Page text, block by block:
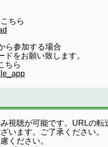
ちら
ら参加する場合
をお願い致します。
ちら
視聴が可能です。URLの転
います。ご了承ください。
ください。